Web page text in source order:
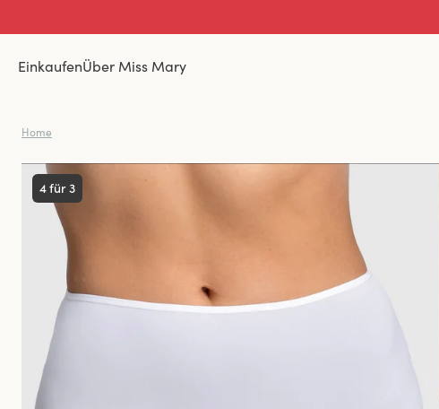
EinkaufenÜber Miss Mary
Home
4 für 3